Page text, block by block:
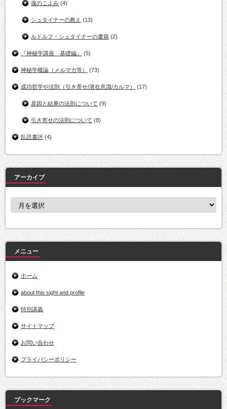
魂のこよみ (4)
シュタイナーの教え (13)
ルドルフ・シュタイナーの書籍 (2)
『神秘学講座 基礎編』 (5)
神秘学概論（メルマガ等） (73)
成功哲学や法則（引き寄せ/潜在意識/カルマ） (17)
原因と結果の法則について (9)
引き寄せの法則について (8)
乱読書評 (4)
アーカイブ
ア
ブ
メニュー
ホーム
about this sight and profile
特別講義
サイトマップ
お問い合わせ
プライバシーポリシー
ブックマーク